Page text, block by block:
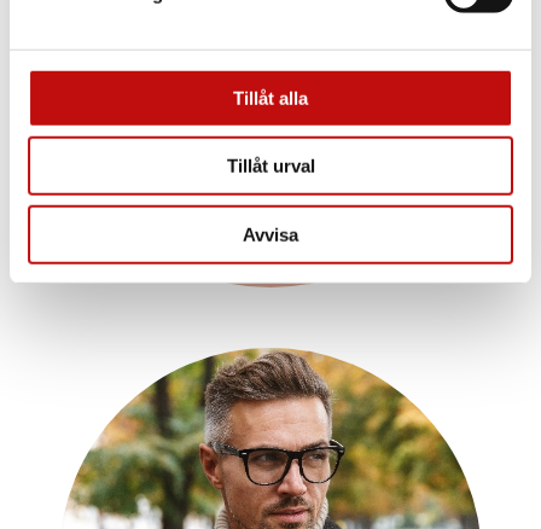
Tillåt alla
Tillåt urval
Avvisa
dig och dina behov är helt avgörande när det
kommer till dina nya glasögon. Vilket glas du
borde välja beror såklart på din syn, men även
Läs mer